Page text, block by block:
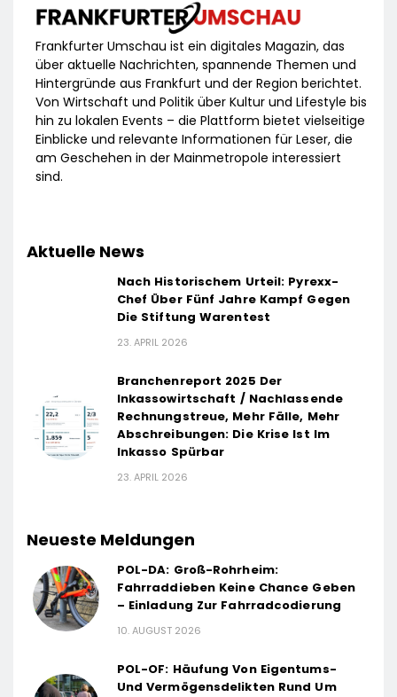
Frankfurter Umschau ist ein digitales Magazin, das
über aktuelle Nachrichten, spannende Themen und
Hintergründe aus Frankfurt und der Region berichtet.
Von Wirtschaft und Politik über Kultur und Lifestyle bis
hin zu lokalen Events – die Plattform bietet vielseitige
Einblicke und relevante Informationen für Leser, die
am Geschehen in der Mainmetropole interessiert
sind.
Aktuelle News
Nach Historischem Urteil: Pyrexx-
Chef Über Fünf Jahre Kampf Gegen
Die Stiftung Warentest
23. APRIL 2026
Branchenreport 2025 Der
Inkassowirtschaft / Nachlassende
Rechnungstreue, Mehr Fälle, Mehr
Abschreibungen: Die Krise Ist Im
Inkasso Spürbar
23. APRIL 2026
Neueste Meldungen
POL-DA: Groß-Rohrheim:
Fahrraddieben Keine Chance Geben
– Einladung Zur Fahrradcodierung
10. AUGUST 2026
POL-OF: Häufung Von Eigentums-
Und Vermögensdelikten Rund Um